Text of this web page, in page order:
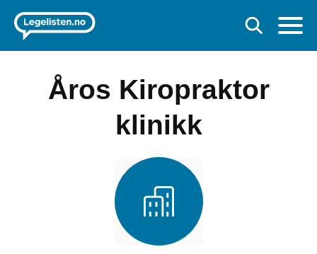
Åros Kiropraktor
klinikk